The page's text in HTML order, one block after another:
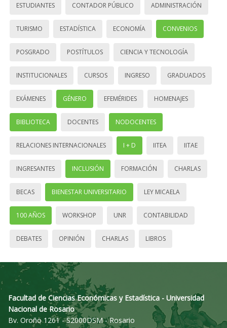
ESTUDIANTES CONTADOR PÚBLICO ADMINISTRACIÓN
TURISMO ESTADÍSTICA ECONOMÍA CONVENIOS
POSGRADO POSTÍTULOS CIENCIA Y TECNOLOGÍA
INSTITUCIONALES CURSOS INGRESO GRADUADOS
EXÁMENES GÉNERO EFEMÉRIDES HOMENAJES
BIBLIOTECA DOCENTES NODOCENTES
RELACIONES INTERNACIONALES I + D IITEA IITAE
INGRESANTES INCLUSIÓN FORMACIÓN CHARLAS
BECAS BIENESTAR UNIVERSITARIO LEY MICAELA
100 AÑOS WORKSHOP UNR CONTABILIDAD
DEBATES OPINIÓN CHARLAS LIBROS
Facultad de Ciencias Económicas y Estadística - Universidad
Nacional de Rosario
Bv. Oroño 1261 - S2000DSM - Rosario